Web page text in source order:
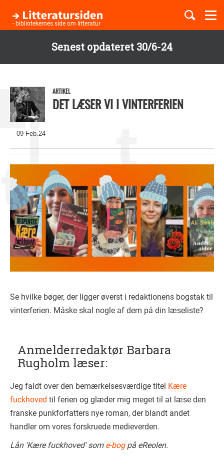
Senest opdateret 30/6-24
hovedindhold
- bibliotekernes side om litteratur
Børnebøger
09 Feb.24
ARTIKEL
DET LÆSER VI I VINTERFERIEN
Se hvilke bøger, der ligger øverst i redaktionens bogstak til
vinterferien. Måske skal nogle af dem på din læseliste?
Anmelderredaktør Barbara
Rugholm læser:
Jeg faldt over den bemærkelsesværdige titel Kære
fuckhoved til ferien og glæder mig meget til at læse den
franske punkforfatters nye roman, der blandt andet
handler om vores forskruede medieverden.
Lån 'Kære fuckhoved' som e-bog på eReolen.